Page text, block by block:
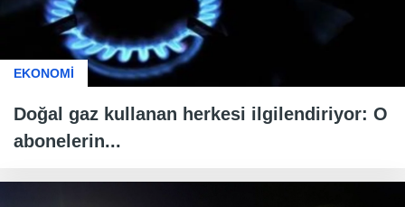
EKONOMİ
Doğal gaz kullanan herkesi ilgilendiriyor: O
abonelerin...